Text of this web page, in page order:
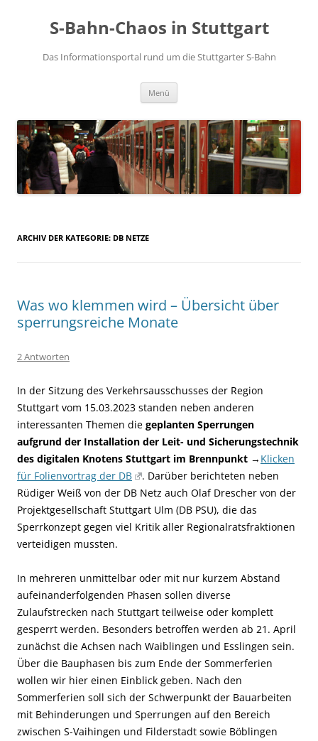
S-Bahn-Chaos in Stuttgart
Das Informationsportal rund um die Stuttgarter S-Bahn
Menü
ARCHIV DER KATEGORIE: DB NETZE
Was wo klemmen wird – Übersicht über
sperrungsreiche Monate
2 Antworten
In der Sitzung des Verkehrsausschusses der Region
Stuttgart vom 15.03.2023 standen neben anderen
interessanten Themen die geplanten Sperrungen
aufgrund der Installation der Leit- und Sicherungstechnik
des digitalen Knotens Stuttgart im Brennpunkt → Klicken
für Folienvortrag der DB
. Darüber berichteten neben
Rüdiger Weiß von der DB Netz auch Olaf Drescher von der
Projektgesellschaft Stuttgart Ulm (DB PSU), die das
Sperrkonzept gegen viel Kritik aller Regionalratsfraktionen
verteidigen mussten.
In mehreren unmittelbar oder mit nur kurzem Abstand
aufeinanderfolgenden Phasen sollen diverse
Zulaufstrecken nach Stuttgart teilweise oder komplett
gesperrt werden. Besonders betroffen werden ab 21. April
zunächst die Achsen nach Waiblingen und Esslingen sein.
Über die Bauphasen bis zum Ende der Sommerferien
wollen wir hier einen Einblick geben. Nach den
Sommerferien soll sich der Schwerpunkt der Bauarbeiten
mit Behinderungen und Sperrungen auf den Bereich
zwischen S-Vaihingen und Filderstadt sowie Böblingen